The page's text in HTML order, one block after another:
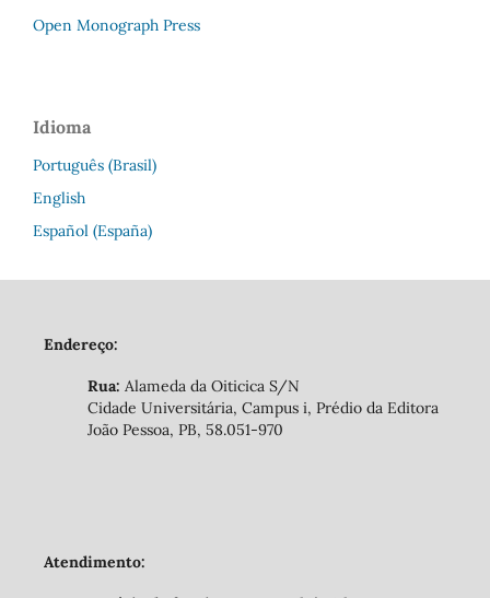
Open Monograph Press
Idioma
Português (Brasil)
English
Español (España)
Endereço:
Rua: Alameda da Oiticica S/N
Cidade Universitária, Campus i, Prédio da Editora
João Pessoa, PB, 58.051-970
Atendimento: